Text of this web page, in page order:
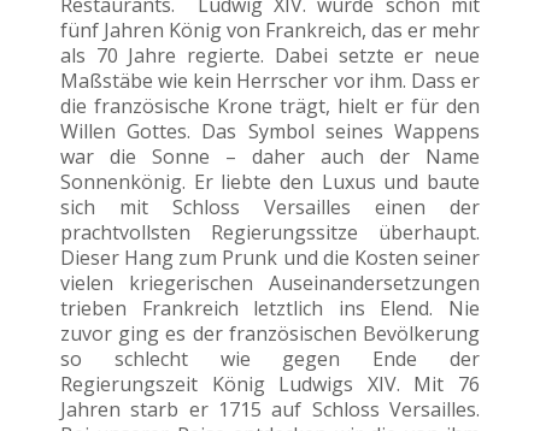
fünf Jahren König von Frankreich, das er mehr
als 70 Jahre regierte. Dabei setzte er neue
Maßstäbe wie kein Herrscher vor ihm. Dass er
die französische Krone trägt, hielt er für den
Willen Gottes. Das Symbol seines Wappens
war die Sonne – daher auch der Name
Sonnenkönig. Er liebte den Luxus und baute
sich mit Schloss Versailles einen der
prachtvollsten Regierungssitze überhaupt.
Dieser Hang zum Prunk und die Kosten seiner
vielen kriegerischen Auseinandersetzungen
trieben Frankreich letztlich ins Elend. Nie
zuvor ging es der französischen Bevölkerung
so schlecht wie gegen Ende der
Regierungszeit König Ludwigs XIV. Mit 76
Jahren starb er 1715 auf Schloss Versailles.